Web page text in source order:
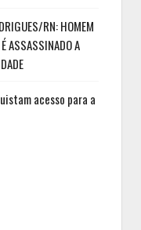
RN: HOMEM
ASSASSINADO A
acesso para a